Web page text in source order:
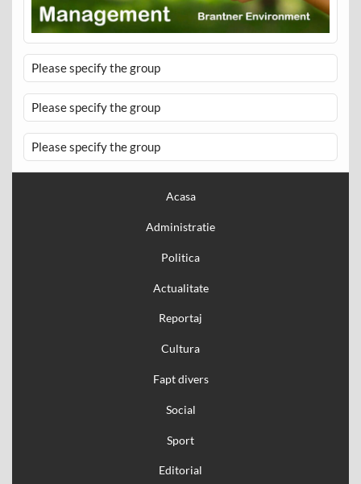
Please specify the group
Please specify the group
Please specify the group
Acasa
Administratie
Politica
Actualitate
Reportaj
Cultura
Fapt divers
Social
Sport
Editorial